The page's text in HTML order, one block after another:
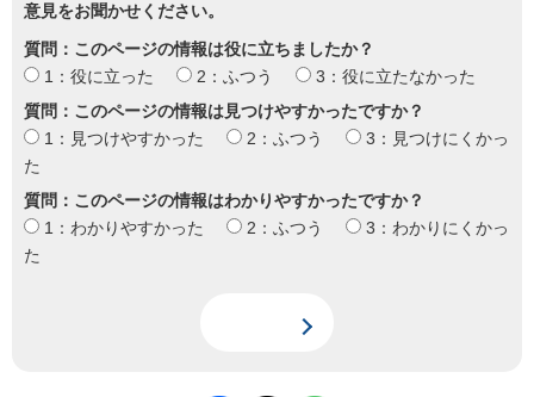
意見をお聞かせください。
質問：このページの情報は役に立ちましたか？
1：役に立った
2：ふつう
3：役に立たなかった
質問：このページの情報は見つけやすかったですか？
1：見つけやすかった
2：ふつう
3：見つけにくかっ
た
質問：このページの情報はわかりやすかったですか？
1：わかりやすかった
2：ふつう
3：わかりにくかっ
た